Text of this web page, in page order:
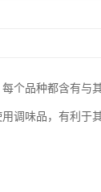
个品种都含有与
调味品，有利于